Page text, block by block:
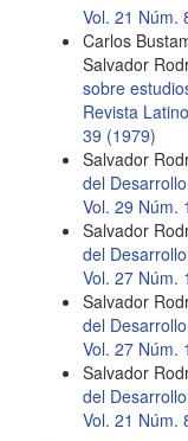
Vol. 21 Núm.
Carlos
Salvador
sobre
Revista
39 (1979)
Salvador
del
Vol. 29 Núm.
Salvador
del
Vol. 27 Núm.
Salvador
del
Vol. 27 Núm.
Salvador
del
Vol. 21 Núm.